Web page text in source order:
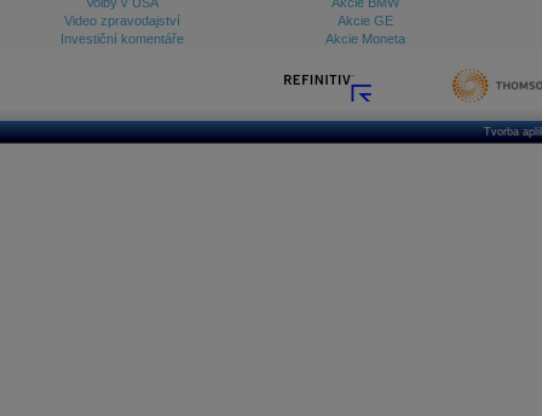
Video zpravodajství
Investiční komentáře
Akcie GE
Akcie Moneta
Tvorba